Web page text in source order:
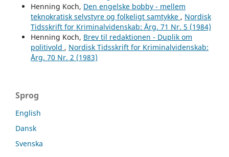
Henning Koch, Den engelske bobby - mellem
teknokratisk selvstyre og folkeligt samtykke , Nordisk
Tidsskrift for Kriminalvidenskab: Årg. 71 Nr. 5 (1984)
Henning Koch, Brev til redaktionen - Duplik om
politivold , Nordisk Tidsskrift for Kriminalvidenskab:
Årg. 70 Nr. 2 (1983)
Sprog
English
Dansk
Svenska